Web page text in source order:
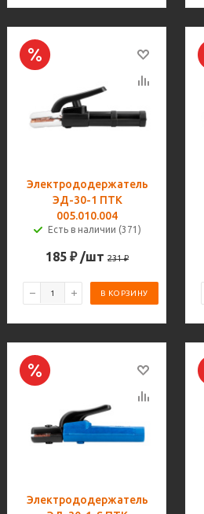
Электрододержатель
ЭД-30-1 ПТК
005.010.004
Есть в наличии (371)
185 ₽ /шт 231₽
В КОРЗИНУ
Электрододержатель